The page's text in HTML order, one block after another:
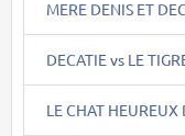
MERE DENIS ET
DECATIE vs LE
LE CHAT HEUREUX